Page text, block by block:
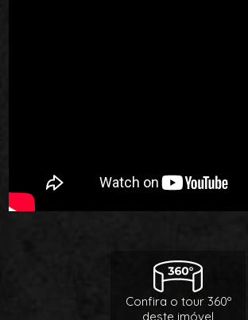
Confira o tour 360º
deste imóvel